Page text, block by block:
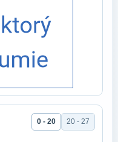
0 - 20 20 - 27